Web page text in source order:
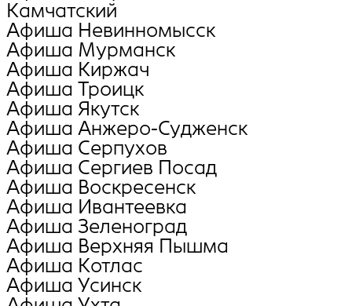
Камчатский
Афиша Невинномысск
Афиша Мурманск
Афиша Киржач
Афиша Троицк
Афиша Якутск
Афиша Анжеро-Судженск
Афиша Серпухов
Афиша Сергиев Посад
Афиша Воскресенск
Афиша Ивантеевка
Афиша Зеленоград
Афиша Верхняя Пышма
Афиша Котлас
Афиша Усинск